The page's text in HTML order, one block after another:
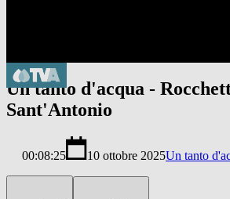
Un tanto d'acqua -
Sant'Antonio
00:08:25 10 ottobre 2025Un tanto